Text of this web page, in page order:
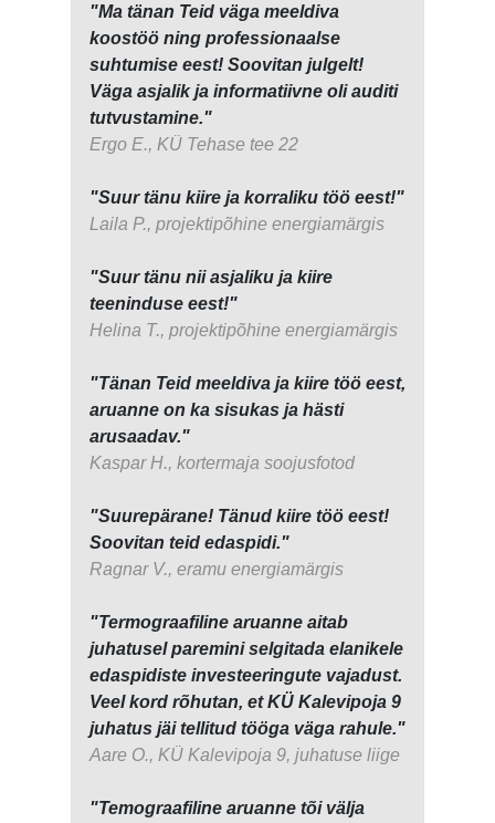
"Ma tänan Teid väga meeldiva
koostöö ning professionaalse
suhtumise eest! Soovitan julgelt!
Väga asjalik ja informatiivne oli auditi
tutvustamine."
Ergo E., KÜ Tehase tee 22
"Suur tänu kiire ja korraliku töö eest!"
Laila P., projektipõhine energiamärgis
"Suur tänu nii asjaliku ja kiire
teeninduse eest!"
Helina T., projektipõhine energiamärgis
"Tänan Teid meeldiva ja kiire töö eest,
aruanne on ka sisukas ja hästi
arusaadav."
Kaspar H., kortermaja soojusfotod
"Suurepärane! Tänud kiire töö eest!
Soovitan teid edaspidi."
Ragnar V., eramu energiamärgis
"Termograafiline aruanne aitab
juhatusel paremini selgitada elanikele
edaspidiste investeeringute vajadust.
Veel kord rõhutan, et KÜ Kalevipoja 9
juhatus jäi tellitud tööga väga rahule."
Aare O., KÜ Kalevipoja 9, juhatuse liige
"Temograafiline aruanne tõi välja